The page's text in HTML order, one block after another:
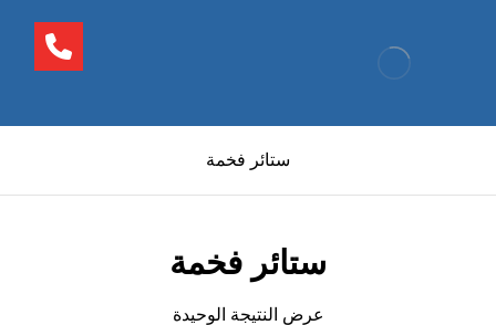
ستائر فخمة
ستائر فخمة
عرض النتيجة الوحيدة